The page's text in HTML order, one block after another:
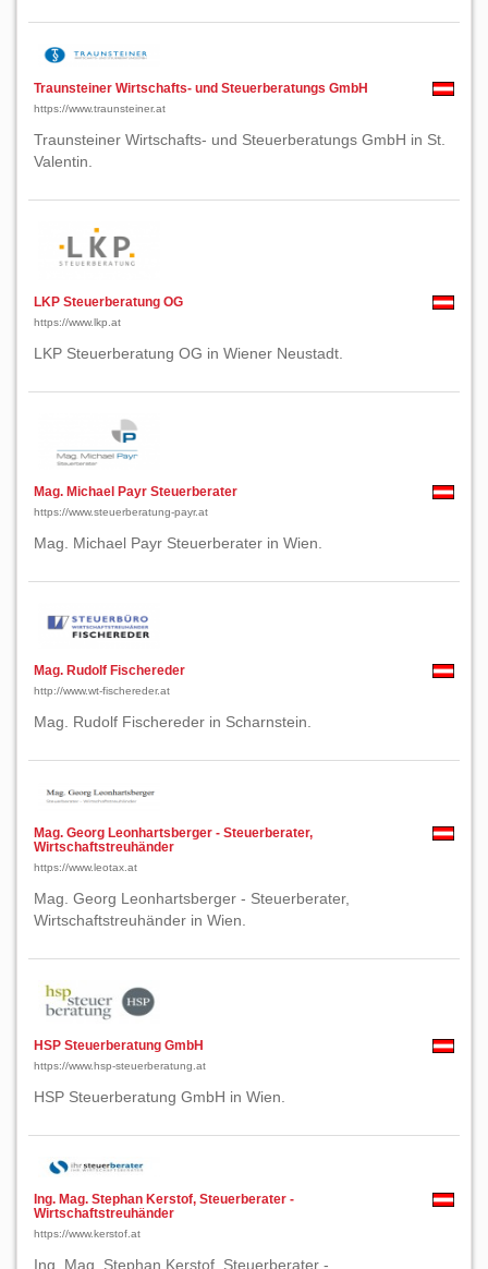
Traunsteiner Wirtschafts- und Steuerberatungs GmbH
https://www.traunsteiner.at
Traunsteiner Wirtschafts- und Steuerberatungs GmbH in St.
Valentin.
LKP Steuerberatung OG
https://www.lkp.at
LKP Steuerberatung OG in Wiener Neustadt.
Mag. Michael Payr Steuerberater
https://www.steuerberatung-payr.at
Mag. Michael Payr Steuerberater in Wien.
Mag. Rudolf Fischereder
http://www.wt-fischereder.at
Mag. Rudolf Fischereder in Scharnstein.
Mag. Georg Leonhartsberger - Steuerberater,
Wirtschaftstreuhänder
https://www.leotax.at
Mag. Georg Leonhartsberger - Steuerberater,
Wirtschaftstreuhänder in Wien.
HSP Steuerberatung GmbH
https://www.hsp-steuerberatung.at
HSP Steuerberatung GmbH in Wien.
Ing. Mag. Stephan Kerstof, Steuerberater -
Wirtschaftstreuhänder
https://www.kerstof.at
Ing. Mag. Stephan Kerstof, Steuerberater -